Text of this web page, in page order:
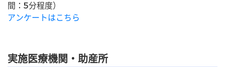
間：5分程度）
アンケートはこちら
実施医療機関・助産所